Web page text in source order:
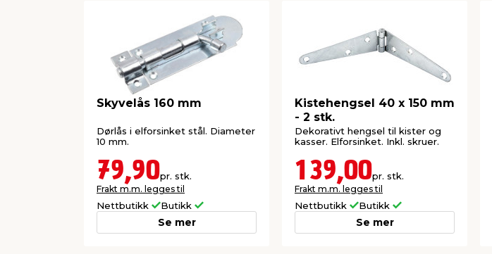
Skyvelås 160 mm
Dørlås i elforsinket stål. Diameter
10 mm.
79,90pr. stk.
Frakt m.m. legges til
Nettbutikk Butikk
Se mer
Kistehengsel 40 x 150 mm
- 2 stk.
Dekorativt hengsel til kister og
kasser. Elforsinket. Inkl. skruer.
139,00pr. stk.
Frakt m.m. legges til
Nettbutikk Butikk
Se mer